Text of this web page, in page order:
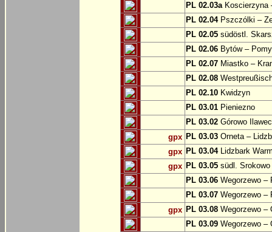
PL 02.03aKoscierzyna
PL 02.04Pszczólki –
PL 02.05 südöstl.
PL 02.06 Bytów –
PL 02.07 Miastko –
PL 02.08
PL 02.10 Kwidzyn
PL 03.01 Pieniezno
PL 03.02 Górowo
gpx PL 03.03 Orneta –
gpx PL 03.04Lidzbark
gpx PL 03.05 südl.
PL 03.06 Wegorzewo –
PL 03.07 Wegorzewo –
gpx PL 03.08 Wegorzewo –
PL 03.09 Wegorzewo –